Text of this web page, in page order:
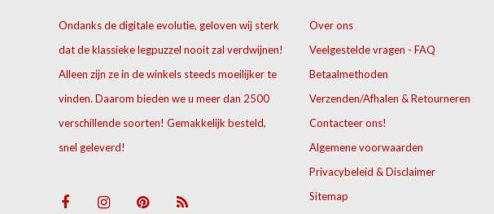
Ondanks de digitale evolutie, geloven wij sterk
dat de klassieke legpuzzel nooit zal verdwijnen!
Alleen zijn ze in de winkels steeds moeilijker te
vinden. Daarom bieden we u meer dan 2500
verschillende soorten! Gemakkelijk besteld,
snel geleverd!
Over ons
Veelgestelde vragen - FAQ
Betaalmethoden
Verzenden/Afhalen & Retourneren
Contacteer ons!
Algemene voorwaarden
Privacybeleid & Disclaimer
Sitemap